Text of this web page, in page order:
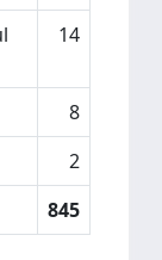
14
8
2
845